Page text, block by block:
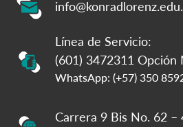
Línea de Servicio:
(601) 3472311 Opción
WhatsApp: (+57) 350
Carrera 9 Bis No. 62 –